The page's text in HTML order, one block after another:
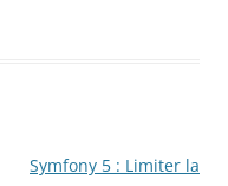
Symfony 5 : Limiter la